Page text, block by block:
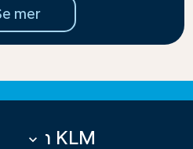
mer
Om KLM
keyboard_arrow_down